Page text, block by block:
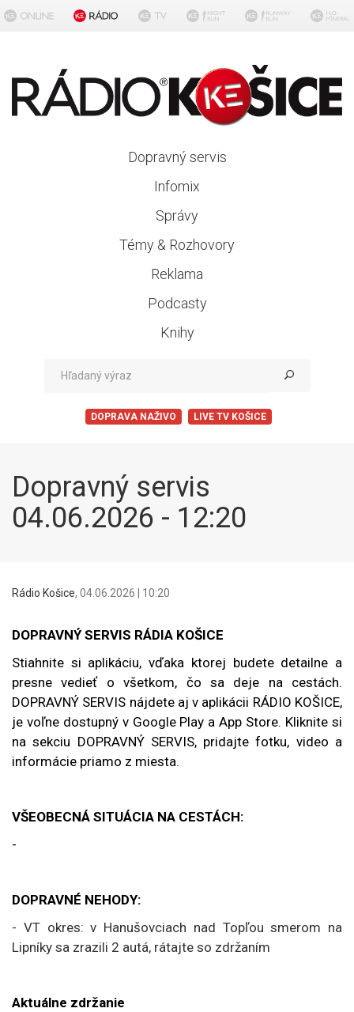
Dopravný servis
Infomix
Správy
Témy & Rozhovory
Reklama
Podcasty
Knihy
DOPRAVA NAŽIVO LIVE TV KOŠICE
Dopravný servis
04.06.2026 - 12:20
Rádio Košice, 04.06.2026 | 10:20
DOPRAVNÝ SERVIS RÁDIA KOŠICE
Stiahnite si aplikáciu, vďaka ktorej budete detailne a
presne vedieť o všetkom, čo sa deje na cestách.
DOPRAVNÝ SERVIS nájdete aj v aplikácii RÁDIO KOŠICE,
je voľne dostupný v Google Play a App Store. Kliknite si
na sekciu DOPRAVNÝ SERVIS, pridajte fotku, video a
informácie priamo z miesta.
VŠEOBECNÁ SITUÁCIA NA CESTÁCH:
-
DOPRAVNÉ NEHODY:
- VT okres: v Hanušovciach nad Topľou smerom na
Lipníky sa zrazili 2 autá, rátajte so zdržaním
Aktuálne zdržanie